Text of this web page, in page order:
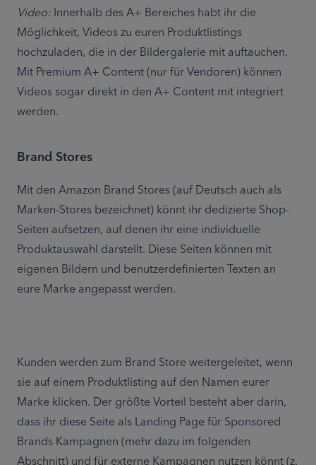
Video: Innerhalb des A+ Bereiches habt ihr die
Möglichkeit, Videos zu euren Produktlistings
hochzuladen, die in der Bildergalerie mit auftauchen.
Mit Premium A+ Content (nur für Vendoren) können
Videos sogar direkt in den A+ Content mit integriert
werden.
Brand Stores
Mit den Amazon Brand Stores (auf Deutsch auch als
Marken-Stores bezeichnet) könnt ihr dedizierte Shop-
Seiten aufsetzen, auf denen ihr eine individuelle
Produktauswahl darstellt. Diese Seiten können mit
eigenen Bildern und benutzerdefinierten Texten an
eure Marke angepasst werden.
Kunden werden zum Brand Store weitergeleitet, wenn
sie auf einem Produktlisting auf den Namen eurer
Marke klicken. Der größte Vorteil besteht aber darin,
dass ihr diese Seite als Landing Page für Sponsored
Brands Kampagnen (mehr dazu im folgenden